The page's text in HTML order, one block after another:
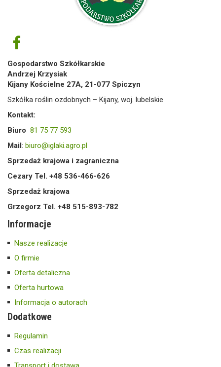
Gospodarstwo Szkółkarskie
Andrzej Krzysiak
Kijany Kościelne 27A, 21-077 Spiczyn
Szkółka roślin ozdobnych – Kijany, woj. lubelskie
Kontakt:
Biuro 81 75 77 593
Mail: biuro@iglaki.agro.pl
Sprzedaż krajowa i zagraniczna
Cezary Tel. +48 536-466-626
Sprzedaż krajowa
Grzegorz Tel. +48 515-893-782
Informacje
Nasze realizacje
O firmie
Oferta detaliczna
Oferta hurtowa
Informacja o autorach
Dodatkowe
Regulamin
Czas realizacji